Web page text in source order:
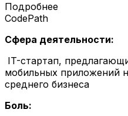
Подробнее
CodePath
Сфера деятельности:
IT-стартап,
мобильных приложений
среднего бизнеса
Боль: